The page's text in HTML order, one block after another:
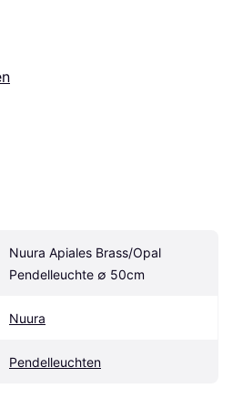
Nuura Apiales Brass/Opal
Pendelleuchte ∅ 50cm
Nuura
Pendelleuchten